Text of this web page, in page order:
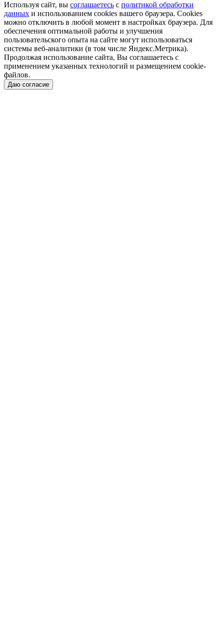
Используя сайт, вы соглашаетесь с политикой обработки
данных и использованием cookies вашего браузера. Cookies
можно отключить в любой момент в настройках браузера. Для
обеспечения оптимальной работы и улучшения
пользовательского опыта на сайте могут использоваться
системы веб-аналитики (в том числе Яндекс.Метрика).
Продолжая использование сайта, Вы соглашаетесь с
применением указанных технологий и размещением cookie-
файлов.
Даю согласие